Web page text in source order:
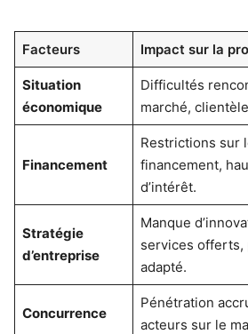
Facteurs Impact sur la
Situation
économique
Difficultés
marché,
Financement
Restrictions sur
financement,
d’intérêt.
Stratégie
d’entreprise
Manque
services offerts,
adapté.
Concurrence
Pénétration
acteurs sur le